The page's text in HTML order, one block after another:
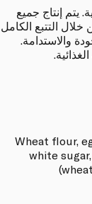
يتم إنتاج جميع
التتبع الكامل
والاستدامة.
Wheat flour,
white